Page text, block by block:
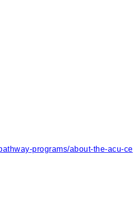
programs/about-the-acu-ce